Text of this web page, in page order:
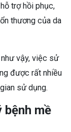
trợ hồi phục,
thương của da
vậy, việc sử
được rất nhiều
sử dụng.
bệnh mề